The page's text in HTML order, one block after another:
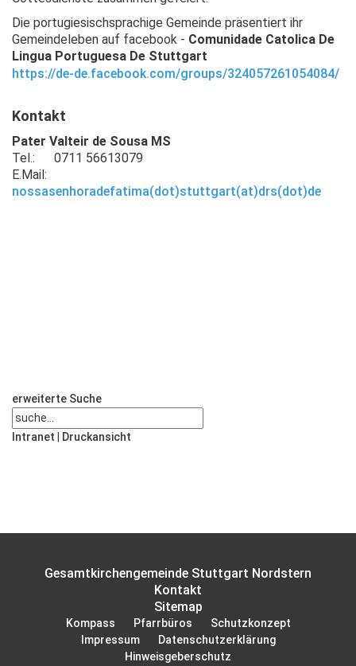
Die portugiesischsprachige Gemeinde präsentiert ihr
Gemeindeleben auf facebook - Comunidade Catolica De
Lingua Portuguesa De Stuttgart
https://de-de.facebook.com/groups/324057261054084/
Kontakt
Pater Valteir de Sousa MS
Tel.: 0711 56613079
E.Mail:
nossasenhoradefatima(dot)stuttgart(at)drs(dot)de
erweiterte Suche
Intranet Druckansicht
Gesamtkirchengemeinde Stuttgart Nordstern
Kontakt
Sitemap
Kompass Pfarrbüros
Schutzkonzept
Impressum
Datenschutzerklärung
Hinweisgeberschutz